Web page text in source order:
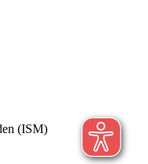
(ISM)